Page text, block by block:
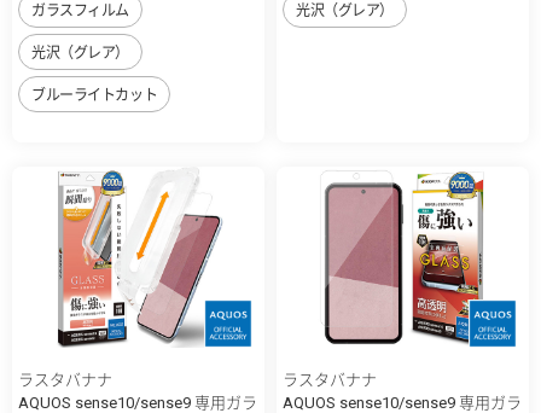
ガラスフィルム
光沢（グレア）
ブルーライトカット
光沢（グレア）
ラスタバナナ
AQUOS sense10/sense9 専用ガラ
ラスタバナナ
AQUOS sense10/sense9 専用ガラ